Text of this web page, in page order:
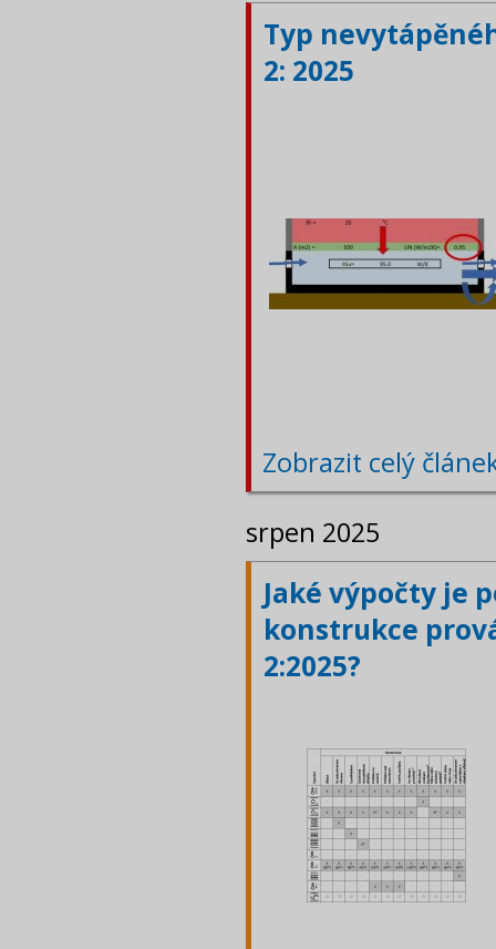
Typ
2: 2025
Zobrazit celý
srpen 2025
Jaké výpočty je
konstrukce
2:2025?